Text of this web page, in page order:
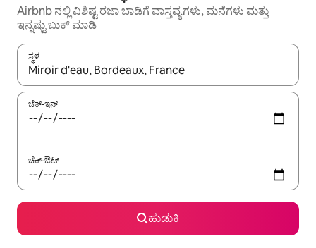
Airbnb ನಲ್ಲಿ ವಿಶಿಷ್ಟ ರಜಾ ಬಾಡಿಗೆ ವಾಸ್ತವ್ಯಗಳು, ಮನೆಗಳು ಮತ್ತು
ಇನ್ನಷ್ಟು ಬುಕ್ ಮಾಡಿ
ಸ್ಥಳ
ಫಲಿತಾಂಶಗಳು ಲಭ್ಯವಿರುವಾಗ, ಅಪ್ ಮತ್ತು ಡೌನ್ ಬಾಣದ ಕೀಲಿಗಳೊಂದಿಗೆ
ಚೆಕ್-ಇನ್
ಚೆಕ್-ಔಟ್
ಹುಡುಕಿ